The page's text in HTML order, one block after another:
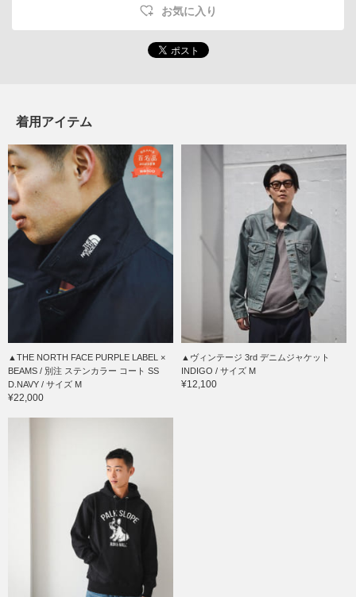
お気に入り
着用アイテム
▲THE NORTH FACE PURPLE LABEL ×
BEAMS / 別注 ステンカラー コート SS
D.NAVY / サイズ M
¥22,000
▲ヴィンテージ 3rd デニムジャケット
INDIGO / サイズ M
¥12,100